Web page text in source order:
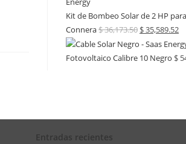
Kit de Bombeo Solar de 2 HP
Connera$36,173.50 $35,589.52
Fotovoltaico Calibre 10 Negro $
Entradas recientes